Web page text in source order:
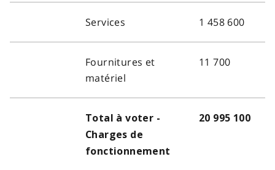
Services 1 458 600
Fournitures et
matériel
11 700
Total à voter -
Charges de
fonctionnement
20 995 100